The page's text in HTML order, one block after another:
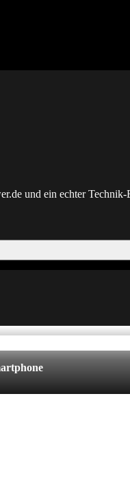
und ein echter